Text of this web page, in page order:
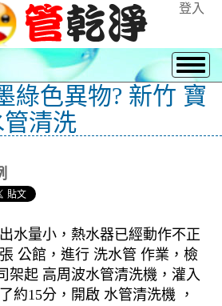
登入
綠色異物? 新竹 寶
清洗
水量小，熱水器已經動作不正
公館，進行 洗水管 作業，檢
架起 高周波水管清洗機，灌入
約15分，開啟 水管清洗機 ，